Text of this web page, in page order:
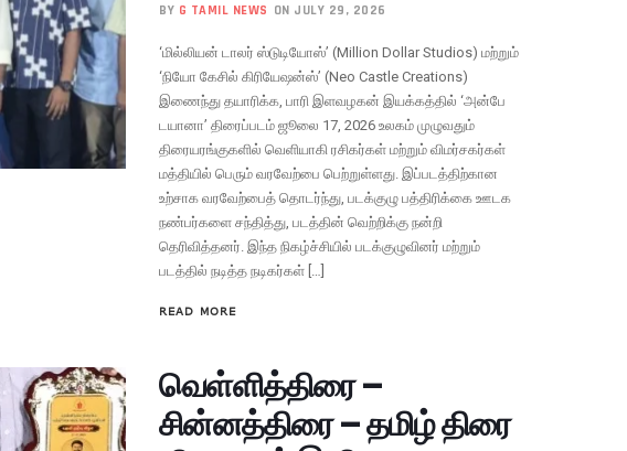
BY G TAMIL NEWS ON JULY 29, 2026
‘மில்லியன் டாலர் ஸ்டுடியோஸ்’ (Million Dollar Studios) மற்றும்
‘நியோ கேசில் கிரியேஷன்ஸ்’ (Neo Castle Creations)
இணைந்து தயாரிக்க, பாரி இளவழகன் இயக்கத்தில் ‘அன்பே
டயானா’ திரைப்படம் ஜூலை 17, 2026 உலகம் முழுவதும்
திரையரங்குகளில் வெளியாகி ரசிகர்கள் மற்றும் விமர்சகர்கள்
மத்தியில் பெரும் வரவேற்பை பெற்றுள்ளது. இப்படத்திற்கான
உற்சாக வரவேற்பைத் தொடர்ந்து, படக்குழு பத்திரிக்கை ஊடக
நண்பர்களை சந்தித்து, படத்தின் வெற்றிக்கு நன்றி
தெரிவித்தனர். இந்த நிகழ்ச்சியில் படக்குழுவினர் மற்றும்
படத்தில் நடித்த நடிகர்கள் […]
READ MORE
வெள்ளித்திரை –
சின்னத்திரை – தமிழ் திரை